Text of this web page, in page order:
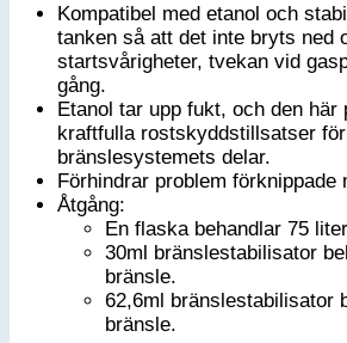
Kompatibel med etanol och
tanken så att det inte bryts ned
startsvårigheter, tvekan vid
gång.
Etanol tar upp fukt, och den här
kraftfulla rostskyddstillsatser
bränslesystemets delar.
Förhindrar problem förknippade
Åtgång:
En flaska behandlar 75
30ml bränslestabilisator
bränsle.
62,6ml bränslestabilisator
bränsle.